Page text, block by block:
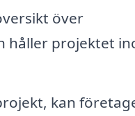
över
håller projektet
kan